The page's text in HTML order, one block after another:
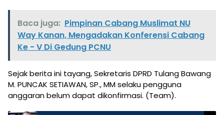
Baca juga: Pimpinan Cabang Muslimat NU
Way Kanan, Mengadakan Konferensi Cabang
Ke - V Di Gedung PCNU
Sejak berita ini tayang, Sekretaris DPRD Tulang Bawang
M. PUNCAK SETIAWAN, SP., MM selaku pengguna
anggaran belum dapat dikonfirmasi. (Team).